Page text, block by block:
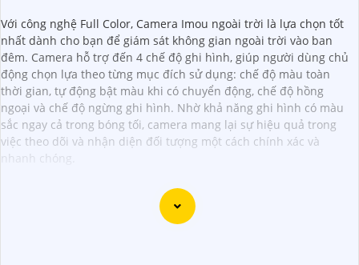
Với công nghệ Full Color, Camera Imou ngoài trời là lựa chọn tốt
nhất dành cho bạn để giám sát không gian ngoài trời vào ban
đêm. Camera hỗ trợ đến 4 chế độ ghi hình, giúp người dùng chủ
động chọn lựa theo từng mục đích sử dụng: chế độ màu toàn
thời gian, tự động bật màu khi có chuyển động, chế độ hồng
ngoại và chế độ ngừng ghi hình. Nhờ khả năng ghi hình có màu
sắc ngay cả trong bóng tối, camera mang lại sự hiệu quả trong
việc theo dõi và nhận diện đối tượng một cách chính xác và
nhanh chóng.